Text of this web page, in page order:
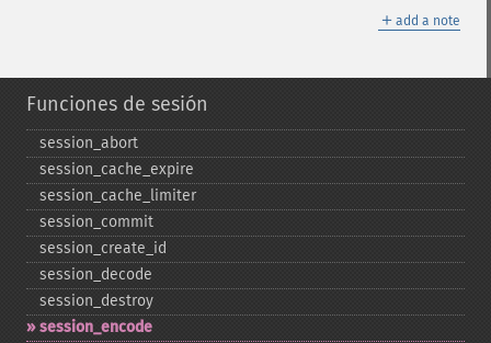
＋ add a note
Funciones de sesión
session_​abort
session_​cache_​expire
session_​cache_​limiter
session_​commit
session_​create_​id
session_​decode
session_​destroy
session_​encode